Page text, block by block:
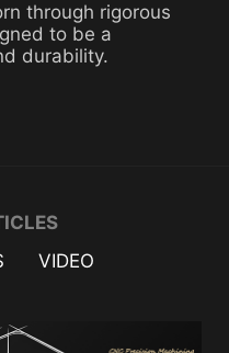
through rigorous
to be a
durability.
VIDEO